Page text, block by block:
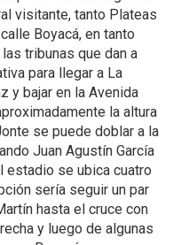
visitante, tanto Plateas
Boyacá, en tanto
tribunas que dan a
para llegar a La
y bajar en la Avenida
la altura
se puede doblar a la
Juan Agustín García
estadio se ubica cuatro
sería seguir un par
hasta el cruce con
y luego de algunas